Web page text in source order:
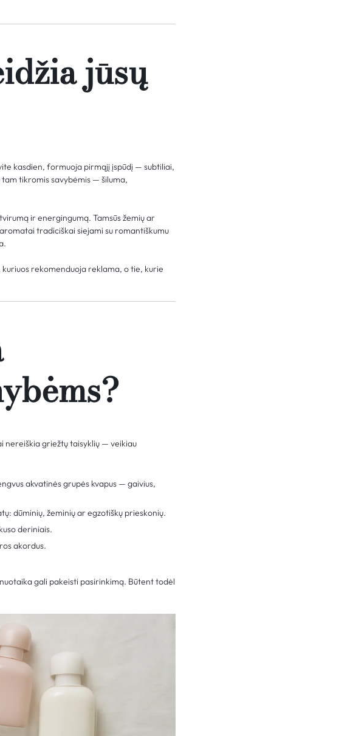
jūsų
kasdien, formuoja pirmąjį įspūdį — subtiliai,
tikromis savybėmis — šiluma,
ir energingumą. Tamsūs žemių ar
tradiciškai siejami su romantiškumu
rekomenduoja reklama, o tie, kurie
nereiškia griežtų taisyklių — veikiau
akvatinės grupės kvapus — gaivius,
dūminių, žeminių ar egzotiškų prieskonių.
deriniais.
akordus.
gali pakeisti pasirinkimą. Būtent todėl